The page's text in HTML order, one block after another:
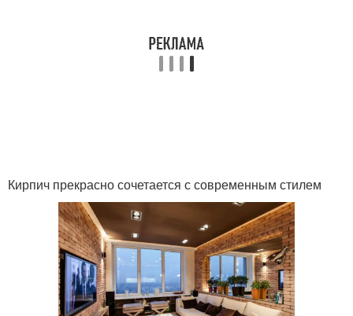
Кирпич прекрасно сочетается с современным стилем